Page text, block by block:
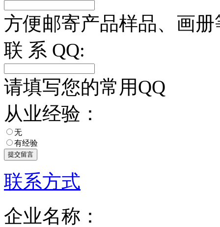
方便邮寄产品样品、画
联 系 QQ:
请填写您的常用QQ
从业经验：
无
有经验
联系方式
企业名称：